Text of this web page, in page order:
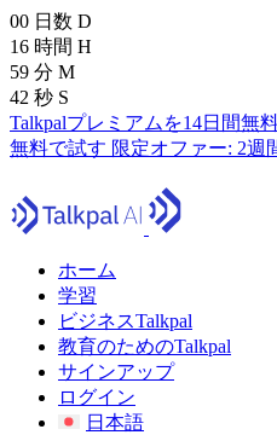
00 日数 D
16 時間 H
59 分 M
40 秒 S
Talkpalプレミアムを14日間無
無料で試す 限定オファー: 2週
ホーム
学習
ビジネスTalkpal
教育のためのTalkpal
サインアップ
ログイン
日本語